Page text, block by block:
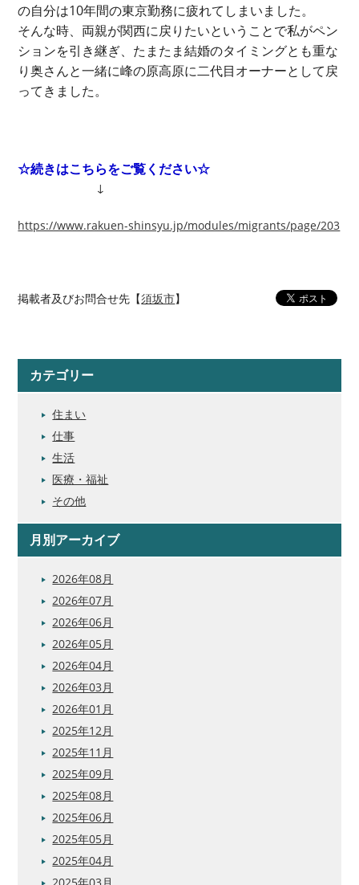
の自分は10年間の東京勤務に疲れてしまいました。
そんな時、両親が関西に戻りたいということで私がペン
ションを引き継ぎ、たまたま結婚のタイミングとも重な
り奥さんと一緒に峰の原高原に二代目オーナーとして戻
ってきました。
☆続きはこちらをご覧ください☆
↓
https://www.rakuen-shinsyu.jp/modules/migrants/page/203
掲載者及びお問合せ先【須坂市】
カテゴリー
住まい
仕事
生活
医療・福祉
その他
月別アーカイブ
2026年08月
2026年07月
2026年06月
2026年05月
2026年04月
2026年03月
2026年01月
2025年12月
2025年11月
2025年09月
2025年08月
2025年06月
2025年05月
2025年04月
2025年03月